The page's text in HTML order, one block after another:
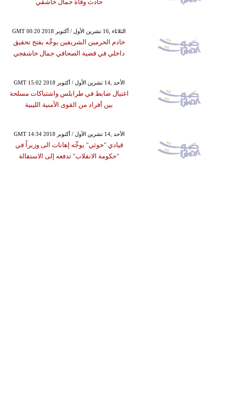
حادث وفاة جمال خاشقي
GMT 00:20 2018 الثلاثاء ,16 تشرين الأول / أكتوبر
خادم الحرمين الشريفين يوجِّه بفتح تحقيق
داخلي في قضية الصحافي جمال خاشقجي
GMT 15:02 2018 الأحد ,14 تشرين الأول / أكتوبر
اغتيال ضابط في طرابلس واشتباكات مسلحة
بين أفراد من القوى الأمنية الليبية
GMT 14:34 2018 الأحد ,14 تشرين الأول / أكتوبر
قيادي "حوثي" يوجِّه إهانات الى وزيراً في
"حكومة الانقلاب" تدفعه إلى الاستقالة